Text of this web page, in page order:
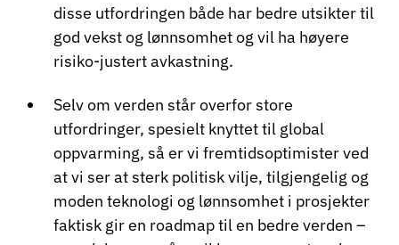
disse utfordringen både har bedre utsikter til
god vekst og lønnsomhet og vil ha høyere
risiko-justert avkastning.
Selv om verden står overfor store
utfordringer, spesielt knyttet til global
oppvarming, så er vi fremtidsoptimister ved
at vi ser at sterk politisk vilje, tilgjengelig og
moden teknologi og lønnsomhet i prosjekter
faktisk gir en roadmap til en bedre verden –